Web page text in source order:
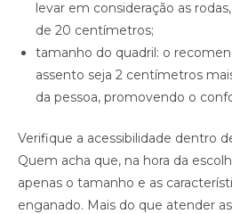
levar em consideração as
de 20 centímetros;
tamanho do quadril: o
assento seja 2 centímetros
da pessoa, promovendo o
Verifique a acessibilidade dentro
Quem acha que, na hora da
apenas o tamanho e as
enganado. Mais do que atender